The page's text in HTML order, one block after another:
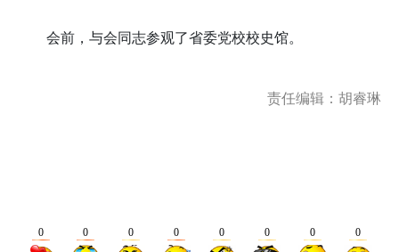
会前，与会同志参观了省委党校校史馆。
责任编辑：胡睿琳